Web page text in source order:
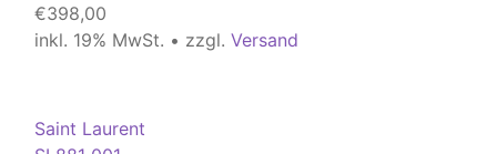
€398,00
inkl. 19% MwSt. • zzgl. Versand
Saint Laurent